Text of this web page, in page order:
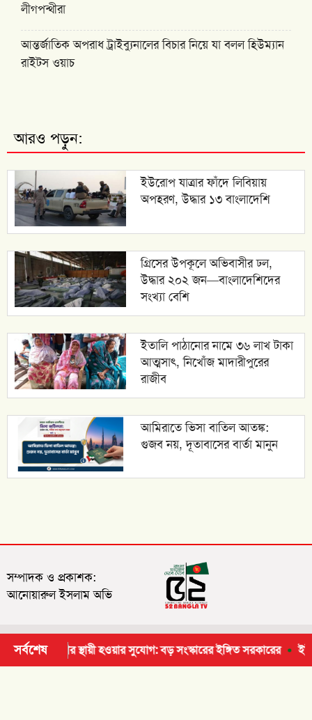
সর্বশেষ
আবেদনকারীর স্থায়ী হওয়ার সুযোগ: বড় সংস্কারের ইঙ্গিত সরকারের ইউরোপ
লীগপন্থীরা
আন্তর্জাতিক অপরাধ ট্রাইব্যুনালের বিচার নিয়ে যা বলল হিউম্যান
রাইটস ওয়াচ
আরও পড়ুন:
ইউরোপ যাত্রার ফাঁদে লিবিয়ায়
অপহরণ, উদ্ধার ১৩ বাংলাদেশি
গ্রিসের উপকূলে অভিবাসীর ঢল,
উদ্ধার ২০২ জন—বাংলাদেশিদের
সংখ্যা বেশি
ইতালি পাঠানোর নামে ৩৬ লাখ টাকা
আত্মসাৎ, নিখোঁজ মাদারীপুরের
রাজীব
আমিরাতে ভিসা বাতিল আতঙ্ক:
গুজব নয়, দূতাবাসের বার্তা মানুন
সম্পাদক ও প্রকাশক:
আনোয়ারুল ইসলাম অভি